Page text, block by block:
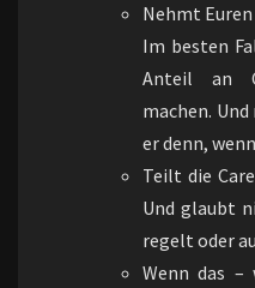
Nehmt
Im besten
Anteil an
machen.
er denn,
Teilt die
Und glaubt
regelt oder
Wenn das